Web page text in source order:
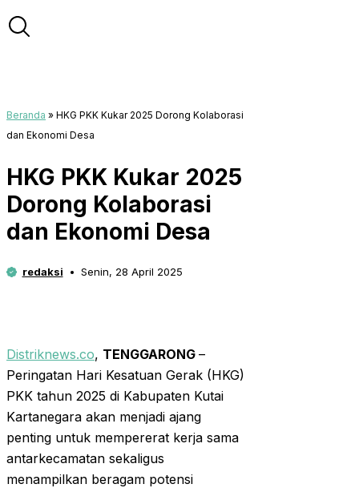
Beranda » HKG PKK Kukar 2025 Dorong Kolaborasi
dan Ekonomi Desa
HKG PKK Kukar 2025
Dorong Kolaborasi
dan Ekonomi Desa
redaksi Senin, 28 April 2025
Distriknews.co, TENGGARONG –
Peringatan Hari Kesatuan Gerak (HKG)
PKK tahun 2025 di Kabupaten Kutai
Kartanegara akan menjadi ajang
penting untuk mempererat kerja sama
antarkecamatan sekaligus
menampilkan beragam potensi